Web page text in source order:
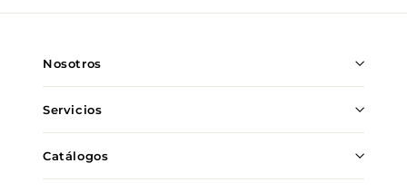
nuestra
de
correo
Nosotros
Servicios
Catálogos